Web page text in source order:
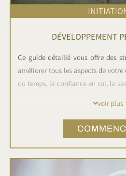
DÉVELOPPEMENT
Ce guide détaillé vous offre des
améliorer tous les aspects de
du temps, la confiance en soi, la
et les relations interpersonnelles.
À travers des conseils pratiques,
atteindre vos objectifs, à
cultiver une mentalité de
voir plus